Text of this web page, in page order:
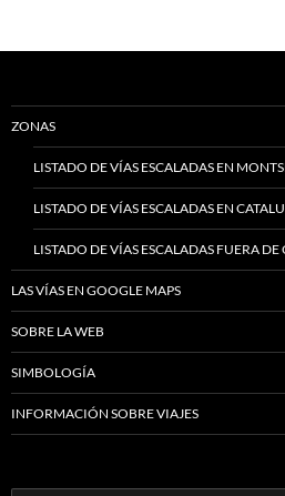
ZONAS
LISTADO DE VÍAS ESCALADAS EN
LISTADO DE VÍAS ESCALADAS EN
LISTADO DE VÍAS ESCALADAS FUERA DE
LAS VÍAS EN GOOGLE MAPS
SOBRE LA WEB
SIMBOLOGÍA
INFORMACIÓN SOBRE VIAJES